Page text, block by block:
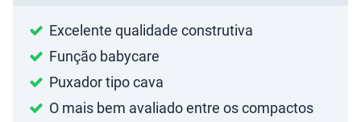
Excelente qualidade construtiva
Função babycare
Puxador tipo cava
O mais bem avaliado entre os compactos